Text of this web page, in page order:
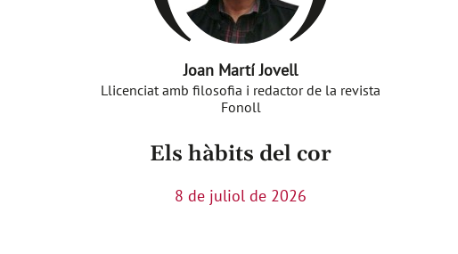
Joan Martí Jovell
Llicenciat amb filosofia i redactor de la revista
Fonoll
Els hàbits del cor
8 de juliol de 2026